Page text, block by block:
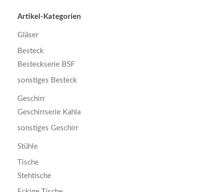
Artikel-Kategorien
Gläser
Besteck
Besteckserie BSF
sonstiges Besteck
Geschirr
Geschirrserie Kahla
sonstiges Geschirr
Stühle
Tische
Stehtische